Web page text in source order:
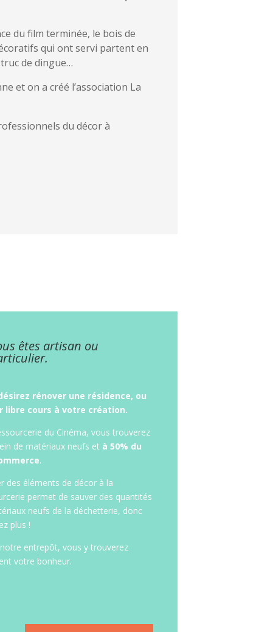
du film terminée, le bois de
qui ont servi partent en
de dingue…
et on a créé l’association La
du décor à
êtes artisan ou
rénover une résidence, ou
libre cours à votre création.
du Cinéma, vous trouverez
de matériaux neufs et à 50% du
.
des éléments de décor à la
permet de sauver des quantités
neufs de la déchetterie, donc
plus !
entrepôt, vous y trouverez
votre bonheur.